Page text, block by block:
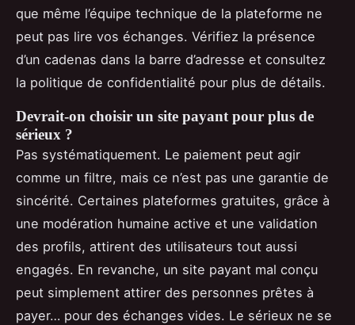
que même l’équipe technique de la plateforme ne
peut pas lire vos échanges. Vérifiez la présence
d’un cadenas dans la barre d’adresse et consultez
la politique de confidentialité pour plus de détails.
Devrait-on choisir un site payant pour plus de
sérieux ?
Pas systématiquement. Le paiement peut agir
comme un filtre, mais ce n’est pas une garantie de
sincérité. Certaines plateformes gratuites, grâce à
une modération humaine active et une validation
des profils, attirent des utilisateurs tout aussi
engagés. En revanche, un site payant mal conçu
peut simplement attirer des personnes prêtes à
payer… pour des échanges vides. Le sérieux ne se